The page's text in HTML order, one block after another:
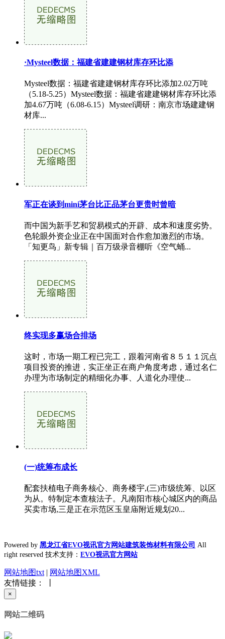
·Mysteel数据：福建省建建钢材库存环比添
Mysteel数据：福建省建建钢材库存环比添加2.02万吨
（5.18-5.25）Mysteel数据：福建省建建钢材库存环比添
加4.67万吨（6.08-6.15）Mysteel调研：南京市场建建钢
材库...
军正在谈到mini茅台比正品茅台更贵时曾暗
而中国为新手艺和贸易模式的开辟、成本和速度劣势。
色轮眼外资企业正在中国面对合作愈加激烈的市场。
「知更鸟」新专辑｜百万级录音棚听《空气蛹...
终实现多赢场合排场
这时，市场一期工程已完工，跟着河南省８５１１沉点
项目投资的推进，实正坐正在商户角度考虑，通过名仁
办理为市场制定的精细化办事、人道化办理使...
(一)统筹布成长
配套扶植电子商务核心、商务楼宇,(三)市级统筹、以区
为从。特制定本查核法子。凡南阳市核心城区内的商品
买卖市场,三是正在示范区玉皇庙附近规划20...
Powered by 黑龙江省EVO视讯官方网站建筑装饰材料有限公司 All
right reserved 技术支持： EVO视讯官方网站
网站地图txt | 网站地图XML
友情链接： 丨
×
网站二维码